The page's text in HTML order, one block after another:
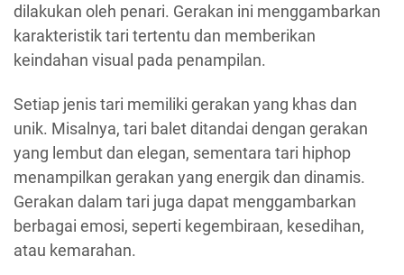
dilakukan oleh penari. Gerakan ini menggambarkan
karakteristik tari tertentu dan memberikan
keindahan visual pada penampilan.
Setiap jenis tari memiliki gerakan yang khas dan
unik. Misalnya, tari balet ditandai dengan gerakan
yang lembut dan elegan, sementara tari hiphop
menampilkan gerakan yang energik dan dinamis.
Gerakan dalam tari juga dapat menggambarkan
berbagai emosi, seperti kegembiraan, kesedihan,
atau kemarahan.